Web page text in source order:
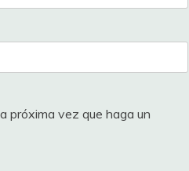
próxima vez que haga un